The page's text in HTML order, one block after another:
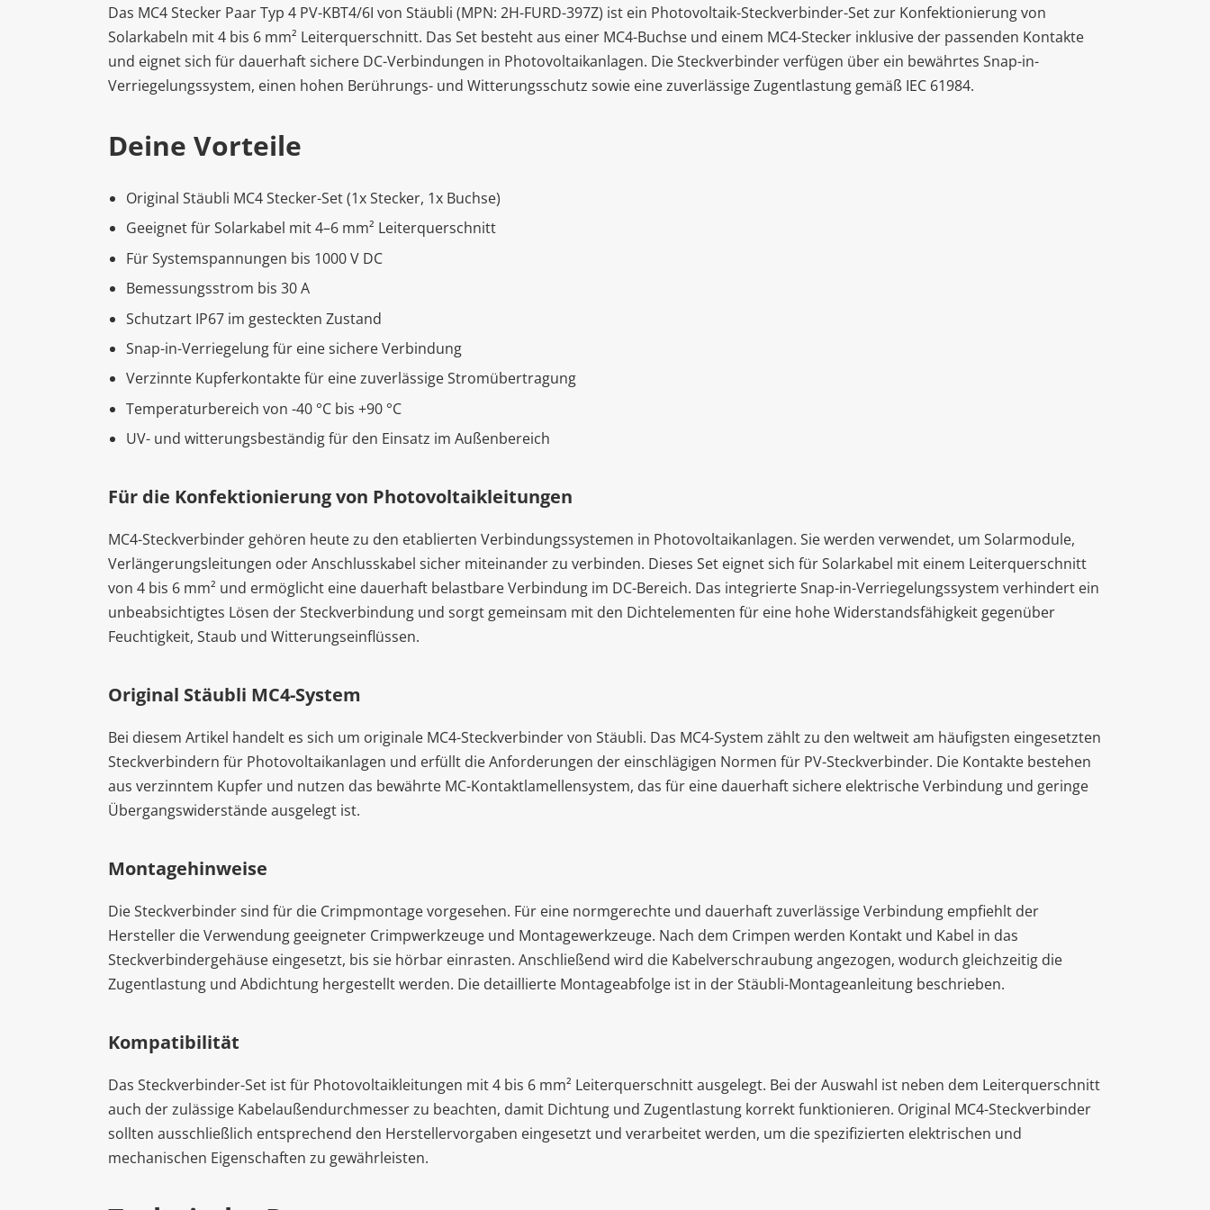
Das MC4 Stecker Paar Typ 4 PV-KBT4/6I von Stäubli (MPN: 2H-FURD-397Z) ist ein Photovoltaik-Steckverbinder-Set zur Konfektionierung von
Solarkabeln mit 4 bis 6 mm² Leiterquerschnitt. Das Set besteht aus einer MC4-Buchse und einem MC4-Stecker inklusive der passenden Kontakte
und eignet sich für dauerhaft sichere DC-Verbindungen in Photovoltaikanlagen. Die Steckverbinder verfügen über ein bewährtes Snap-in-
Verriegelungssystem, einen hohen Berührungs- und Witterungsschutz sowie eine zuverlässige Zugentlastung gemäß IEC 61984.
Deine Vorteile
Original Stäubli MC4 Stecker-Set (1x Stecker, 1x Buchse)
Geeignet für Solarkabel mit 4–6 mm² Leiterquerschnitt
Für Systemspannungen bis 1000 V DC
Bemessungsstrom bis 30 A
Schutzart IP67 im gesteckten Zustand
Snap-in-Verriegelung für eine sichere Verbindung
Verzinnte Kupferkontakte für eine zuverlässige Stromübertragung
Temperaturbereich von -40 °C bis +90 °C
UV- und witterungsbeständig für den Einsatz im Außenbereich
Für die Konfektionierung von Photovoltaikleitungen
MC4-Steckverbinder gehören heute zu den etablierten Verbindungssystemen in Photovoltaikanlagen. Sie werden verwendet, um Solarmodule,
Verlängerungsleitungen oder Anschlusskabel sicher miteinander zu verbinden. Dieses Set eignet sich für Solarkabel mit einem Leiterquerschnitt
von 4 bis 6 mm² und ermöglicht eine dauerhaft belastbare Verbindung im DC-Bereich. Das integrierte Snap-in-Verriegelungssystem verhindert ein
unbeabsichtigtes Lösen der Steckverbindung und sorgt gemeinsam mit den Dichtelementen für eine hohe Widerstandsfähigkeit gegenüber
Feuchtigkeit, Staub und Witterungseinflüssen.
Original Stäubli MC4-System
Bei diesem Artikel handelt es sich um originale MC4-Steckverbinder von Stäubli. Das MC4-System zählt zu den weltweit am häufigsten eingesetzten
Steckverbindern für Photovoltaikanlagen und erfüllt die Anforderungen der einschlägigen Normen für PV-Steckverbinder. Die Kontakte bestehen
aus verzinntem Kupfer und nutzen das bewährte MC-Kontaktlamellensystem, das für eine dauerhaft sichere elektrische Verbindung und geringe
Übergangswiderstände ausgelegt ist.
Montagehinweise
Die Steckverbinder sind für die Crimpmontage vorgesehen. Für eine normgerechte und dauerhaft zuverlässige Verbindung empfiehlt der
Hersteller die Verwendung geeigneter Crimpwerkzeuge und Montagewerkzeuge. Nach dem Crimpen werden Kontakt und Kabel in das
Steckverbindergehäuse eingesetzt, bis sie hörbar einrasten. Anschließend wird die Kabelverschraubung angezogen, wodurch gleichzeitig die
Zugentlastung und Abdichtung hergestellt werden. Die detaillierte Montageabfolge ist in der Stäubli-Montageanleitung beschrieben.
Kompatibilität
Das Steckverbinder-Set ist für Photovoltaikleitungen mit 4 bis 6 mm² Leiterquerschnitt ausgelegt. Bei der Auswahl ist neben dem Leiterquerschnitt
auch der zulässige Kabelaußendurchmesser zu beachten, damit Dichtung und Zugentlastung korrekt funktionieren. Original MC4-Steckverbinder
sollten ausschließlich entsprechend den Herstellervorgaben eingesetzt und verarbeitet werden, um die spezifizierten elektrischen und
mechanischen Eigenschaften zu gewährleisten.